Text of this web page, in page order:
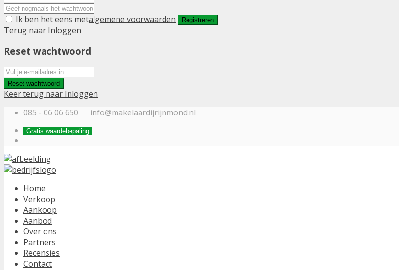
Ik ben het eens metalgemene voorwaarden Registreren
Terug naar Inloggen
Reset wachtwoord
Reset wachtwoord
Keer terug naar Inloggen
085 - 06 06 650
info@makelaardijrijnmond.nl
Gratis waardebepaling
Home
Verkoop
Aankoop
Aanbod
Over ons
Partners
Recensies
Contact